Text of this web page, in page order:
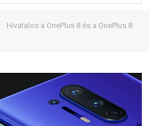
Hivatalos a OnePlus 8 és a OnePlus 8